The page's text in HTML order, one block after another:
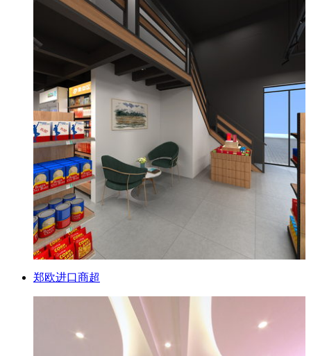
郑欧进口商超